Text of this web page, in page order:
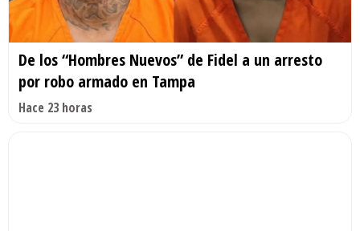
De los “Hombres Nuevos” de Fidel a un arresto
por robo armado en Tampa
Hace 23 horas